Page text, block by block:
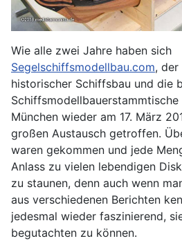
Wie alle zwei Jahre haben sich
Segelschiffsmodellbau.com, der
historischer Schiffsbau und die
München wieder am 17. März
großen Austausch getroffen.
waren gekommen und jede
Anlass zu vielen lebendigen
zu staunen, denn auch wenn
aus verschiedenen Berichten
jedesmal wieder faszinierend,
begutachten zu können.